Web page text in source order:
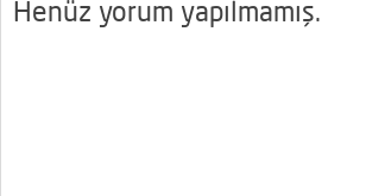
Henüz yorum yapılmamış.